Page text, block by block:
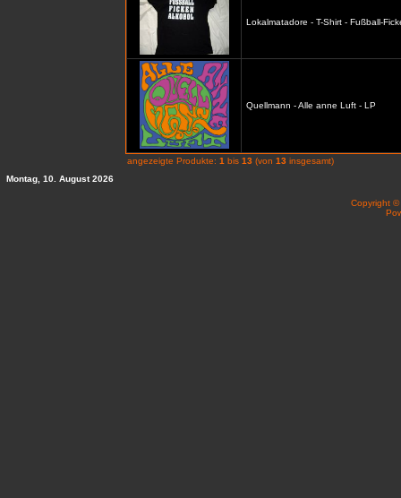
Lokalmatadore - T-Shirt - Fußball-
Quellmann - Alle anne Luft - LP
angezeigte Produkte: 1 bis 13 (von 13 insgesamt)
Montag, 10. August 2026
Copyright